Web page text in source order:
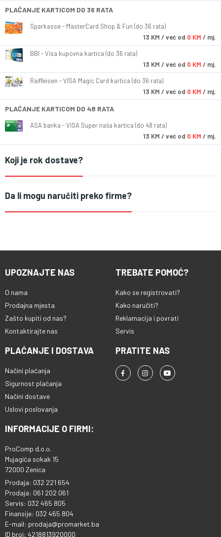
PLAĆANJE KARTICOM DO 36 RATA
Sparkasse - MasterCard Shop & Fun (do 36 rata)
13 KM / već od 0 KM / mj.
BBI - Visa kupovna kartica (do 36 rata)
13 KM / već od 0 KM / mj.
Raiffeisen - VISA Magic Card kartica (do 36 rata)
13 KM / već od 0 KM / mj.
PLAĆANJE KARTICOM DO 48 RATA
ASA banka - VISA Super naša kartica (do 48 rata)
13 KM / već od 0 KM / mj.
Koji je rok dostave?
Da li mogu naručiti preko firme?
UPOZNAJTE NAS
O nama
Prodajna mjesta
Zašto kupiti od nas?
Kontaktirajte nas
TREBATE POMOĆ?
Kako se registrovati?
Kako naručiti?
Reklamacija i povrati
Servis
PLAĆANJE I DOSTAVA
Načini plaćanja
Sigurnost plaćanja
Načini dostave
Uslovi poslovanja
PRATITE NAS
INFORMACIJE O FIRMI:
ProComp d.o.o.
Mujagića sokak 15
72000 Zenica
Prodaja: 032 221 654
Prodaja: 061 202 061
Servis: 032 465 805
Finansije: 032 465 804
E-mail: prodaja@promarket.ba
ID broj: 4218813920000